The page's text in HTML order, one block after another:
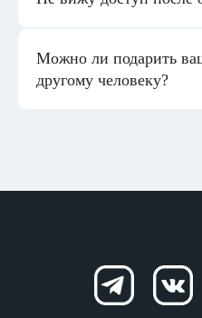
Можно ли подарить
другому человеку?